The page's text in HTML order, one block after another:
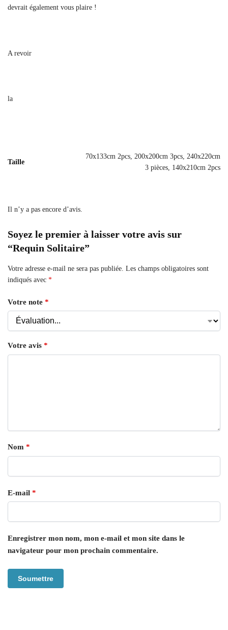
devrait également vous plaire !
A revoir
la
Taille
70x133cm 2pcs, 200x200cm 3pcs, 240x220cm
3 pièces, 140x210cm 2pcs
Il n’y a pas encore d’avis.
Soyez le premier à laisser votre avis sur
“Requin Solitaire”
Votre adresse e-mail ne sera pas publiée. Les champs obligatoires sont
indiqués avec *
Votre note *
Votre avis *
Nom *
E-mail *
Enregistrer mon nom, mon e-mail et mon site dans le
navigateur pour mon prochain commentaire.